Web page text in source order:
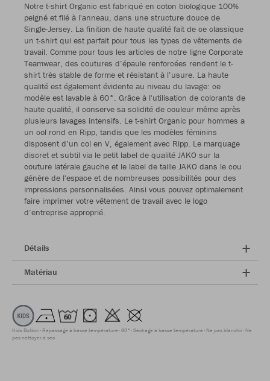
Notre t-shirt Organic est fabriqué en coton biologique 100%
peigné et filé à l'anneau, dans une structure douce de
Single-Jersey. La finition de haute qualité fait de ce classique
un t-shirt qui est parfait pour tous les types de vêtements de
travail. Comme pour tous les articles de notre ligne Corporate
Teamwear, des coutures d’épaule renforcées rendent le t-
shirt très stable de forme et résistant à l’usure. La haute
qualité est également évidente au niveau du lavage: ce
modèle est lavable à 60°. Grâce à l'utilisation de colorants de
haute qualité, il conserve sa solidité de couleur même après
plusieurs lavages intensifs. Le t-shirt Organic pour hommes a
un col rond en Ripp, tandis que les modèles féminins
disposent d’un col en V, également avec Ripp. Le marquage
discret et subtil via le petit label de qualité JAKO sur la
couture latérale gauche et le label de taille JAKO dans le cou
génère de l'espace et de nombreuses possibilités pour des
impressions personnalisées. Ainsi vous pouvez optimalement
faire imprimer votre vêtement de travail avec le logo
d’entreprise approprié.
Détails
Matériau
Kids Button Repassage à basse température 60° Séchage à basse température Ne pas blanchir Ne
pas nettoyer à sec